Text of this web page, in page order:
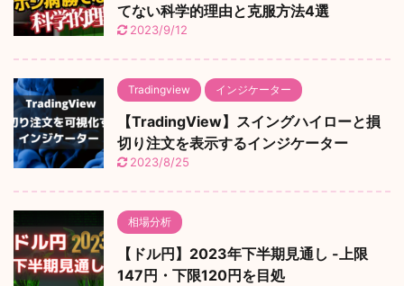
てない科学的理由と克服方法4選
2023/9/12
Tradingview インジケーター
【TradingView】スイングハイローと損
切り注文を表示するインジケーター
2023/8/25
相場分析
【ドル円】2023年下半期見通し -上限
147円・下限120円を目処